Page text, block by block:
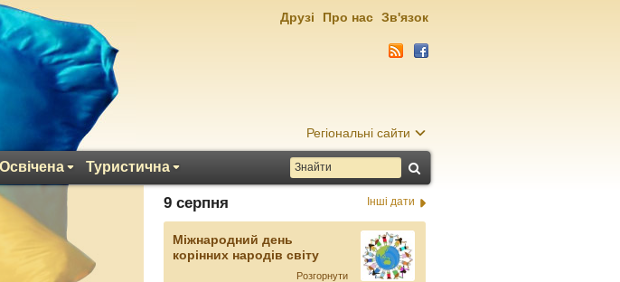
Регіональні сайти
Освічена Туристична
Друзі Про нас Зв'язок
9 серпня Інші дати
Міжнародний день
корінних народів світу
Розгорнути